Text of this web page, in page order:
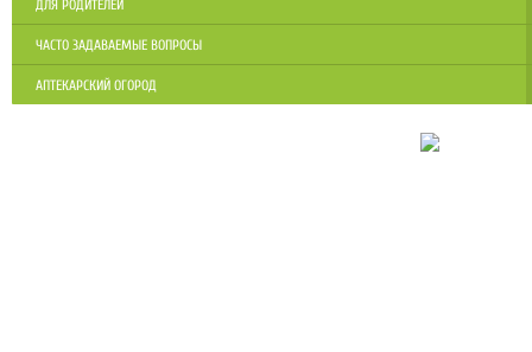
ДЛЯ РОДИТЕЛЕЙ
ЧАСТО ЗАДАВАЕМЫЕ ВОПРОСЫ
АПТЕКАРСКИЙ ОГОРОД